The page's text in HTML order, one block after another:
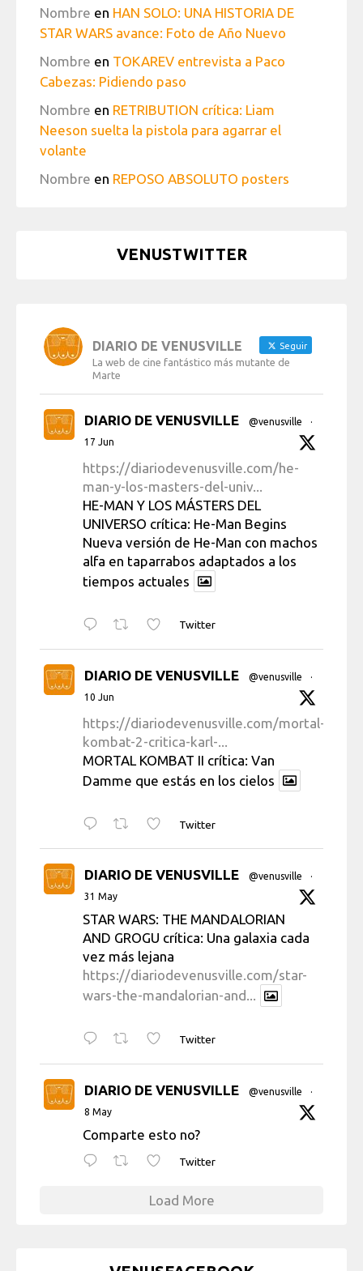
Nombre en HAN SOLO: UNA HISTORIA DE
STAR WARS avance: Foto de Año Nuevo
Nombre en TOKAREV entrevista a Paco
Cabezas: Pidiendo paso
Nombre en RETRIBUTION crítica: Liam
Neeson suelta la pistola para agarrar el
volante
Nombre en REPOSO ABSOLUTO posters
VENUSTWITTER
DIARIO DE VENUSVILLE Seguir
La web de cine fantástico más mutante de
Marte
DIARIO DE VENUSVILLE @venusville
·
17 Jun
https://diariodevenusville.com/he-
man-y-los-masters-del-univ...
HE-MAN Y LOS MÁSTERS DEL
UNIVERSO crítica: He-Man Begins
Nueva versión de He-Man con machos
alfa en taparrabos adaptados a los
tiempos actuales
Twitter
DIARIO DE VENUSVILLE @venusville
·
10 Jun
https://diariodevenusville.com/mortal-
kombat-2-critica-karl-...
MORTAL KOMBAT II crítica: Van
Damme que estás en los cielos
Twitter
DIARIO DE VENUSVILLE @venusville
·
31 May
STAR WARS: THE MANDALORIAN
AND GROGU crítica: Una galaxia cada
vez más lejana
https://diariodevenusville.com/star-
wars-the-mandalorian-and...
Twitter
DIARIO DE VENUSVILLE @venusville
·
8 May
Comparte esto no?
Twitter
Load More